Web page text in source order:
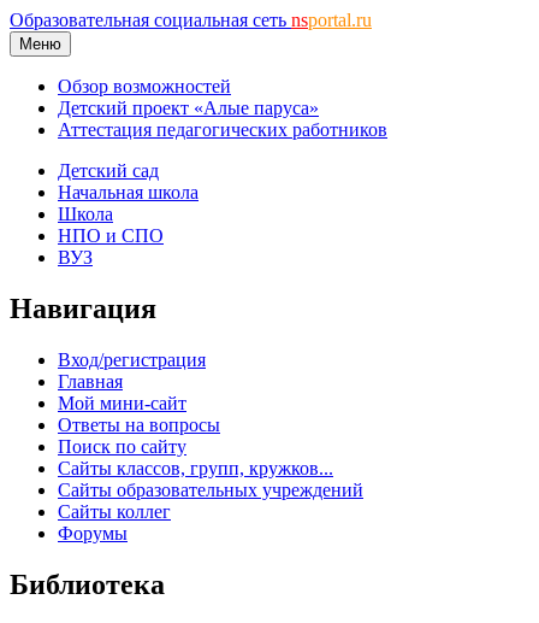
Образовательная социальная сеть nsportal.ru
Меню
Обзор возможностей
Детский проект «Алые паруса»
Аттестация педагогических работников
Детский сад
Начальная школа
Школа
НПО и СПО
ВУЗ
Навигация
Вход/регистрация
Главная
Мой мини-сайт
Ответы на вопросы
Поиск по сайту
Сайты классов, групп, кружков...
Сайты образовательных учреждений
Сайты коллег
Форумы
Библиотека